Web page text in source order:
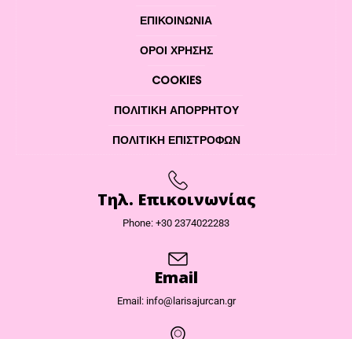
ΕΠΙΚΟΙΝΩΝΊΑ
ΌΡΟΙ ΧΡΉΣΗΣ
COOKIES
ΠΟΛΙΤΙΚΉ ΑΠΟΡΡΉΤΟΥ
ΠΟΛΙΤΙΚΉ ΕΠΙΣΤΡΟΦΏΝ
Τηλ. Επικοινωνίας
Phone: +30 2374022283
Email
Email: info@larisajurcan.gr